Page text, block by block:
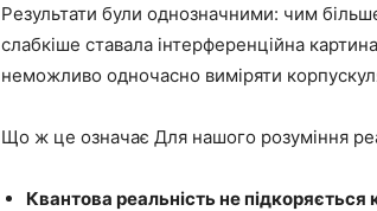
Результати були однозначними: чим
слабкіше ставала інтерференційна
неможливо одночасно виміряти
Що ж це означає Для нашого розуміння
Квантова реальність не